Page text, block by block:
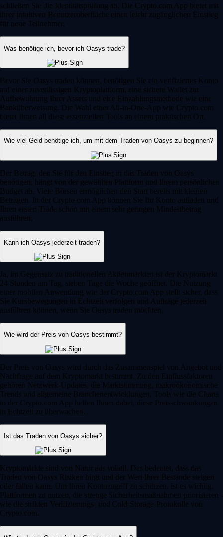
schließen Sie die Identitätsprüfung ab. Die Crypto.com App bietet mit
ihrer intuitiven Benutzeroberfläche einen leicht zugänglichen Einstieg
für neue Teilnehmer.
Was benötige ich, bevor ich Oasys trade?
Bevor Sie Oasys traden können, benötigen Sie ein verifiziertes Konto
auf einer zuverlässigen Kryptoplattform, eine sichere Wallet zur
Aufbewahrung Ihrer Assets und eine Einzahlungsmethode wie eine
Banküberweisung. Die Wahl einer All-in-One-App wie Crypto.com
bietet Ihnen all diese essenziellen Tools an einem praktischen Ort.
Wie viel Geld benötige ich, um mit dem Traden von Oasys zu beginnen?
Der Betrag, den Sie für den Einstieg in das Traden von Oasys
benötigen, hängt von der gewählten Plattform und Ihrem persönlichen
Budget ab. Viele Börsen ermöglichen den Start bereits mit kleinen
Beträgen. In der Crypto.com App können Sie Ihr Konto aufladen und
Ihren ersten Trade schon mit einem sehr geringen Mindestbetrag
ausführen.
Kann ich Oasys jederzeit traden?
Ja, im Gegensatz zu traditionellen Aktienmärkten ist der Kryptomarkt
24 Stunden am Tag, sieben Tage die Woche geöffnet. Die Nutzung
einer mobilen Anwendung wie der Crypto.com App stellt sicher, dass
Sie Kursbewegungen in Echtzeit verfolgen und Aufträge jederzeit
ausführen können, wenn Sie Oasys traden möchten.
Wie wird der Preis von Oasys bestimmt?
Der Preis von Oasys wird durch das Zusammenspiel von Angebot und
Nachfrage auf dem Kryptomarkt bestimmt. Zu den Einflussfaktoren
gehören Netzwerk-Updates, die Marktstimmung, makroökonomische
Trends und allgemeine Branchenentwicklungen. Tools wie die Charts
in der Crypto.com App helfen Ihnen dabei, diese Preisschwankungen
in Echtzeit zu überwachen.
Ist das Traden von Oasys sicher?
Kryptomärkte sind von Natur aus volatil. Das bedeutet, dass das
Traden von Oasys Risiken birgt und der Wert Ihrer Bestände steigen
oder fallen kann. Um Ihren Kontozugriff zu schützen, ist es wichtig,
Plattformen zu nutzen, die strenge Sicherheitsmaßnahmen priorisieren -
wie die strikten Verifizierungs- und Cold-Storage-Protokolle von
Crypto.com.